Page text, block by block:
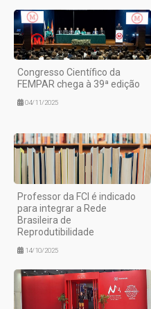
Congresso Científico da
FEMPAR chega à 39ª edição
04/11/2025
Professor da FCI é indicado
para integrar a Rede
Brasileira de
Reprodutibilidade
14/10/2025